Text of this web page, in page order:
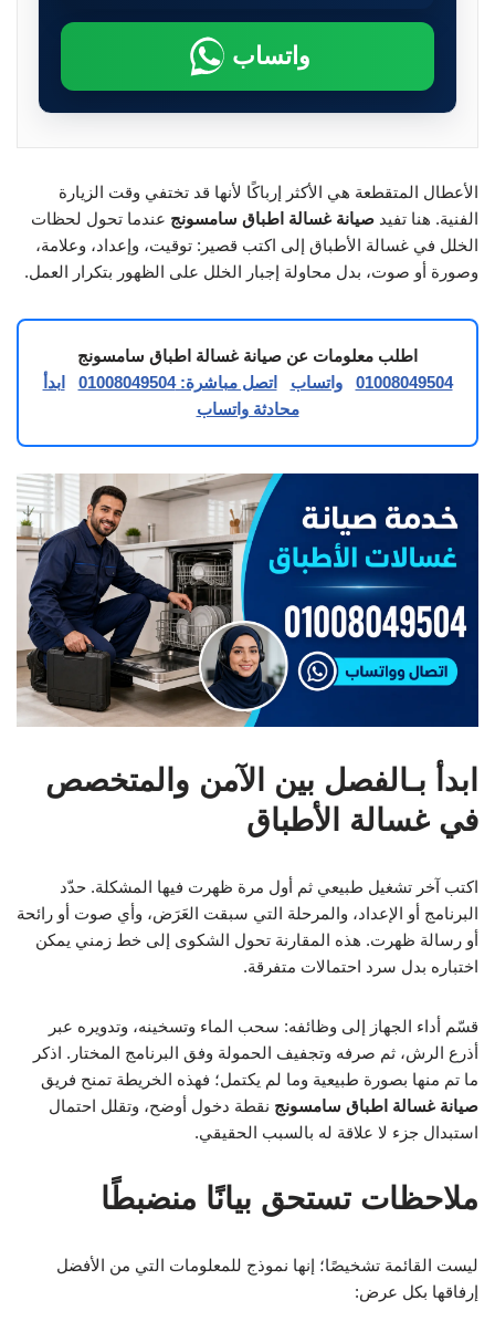
واتساب
الأعطال المتقطعة هي الأكثر إرباكًا لأنها قد تختفي وقت الزيارة
الفنية. هنا تفيد صيانة غسالة اطباق سامسونج عندما تحول لحظات
الخلل في غسالة الأطباق إلى اكتب قصير: توقيت، وإعداد، وعلامة،
وصورة أو صوت، بدل محاولة إجبار الخلل على الظهور بتكرار العمل.
اطلب معلومات عن صيانة غسالة اطباق سامسونج
01008049504
واتساب اتصل مباشرة: 01008049504
ابدأ
محادثة واتساب
ابدأ بـالفصل بين الآمن والمتخصص
في غسالة الأطباق
اكتب آخر تشغيل طبيعي ثم أول مرة ظهرت فيها المشكلة. حدّد
البرنامج أو الإعداد، والمرحلة التي سبقت العَرَض، وأي صوت أو رائحة
أو رسالة ظهرت. هذه المقارنة تحول الشكوى إلى خط زمني يمكن
اختباره بدل سرد احتمالات متفرقة.
قسّم أداء الجهاز إلى وظائفه: سحب الماء وتسخينه، وتدويره عبر
أذرع الرش، ثم صرفه وتجفيف الحمولة وفق البرنامج المختار. اذكر
ما تم منها بصورة طبيعية وما لم يكتمل؛ فهذه الخريطة تمنح فريق
صيانة غسالة اطباق سامسونج نقطة دخول أوضح، وتقلل احتمال
استبدال جزء لا علاقة له بالسبب الحقيقي.
ملاحظات تستحق بيانًا منضبطًا
ليست القائمة تشخيصًا؛ إنها نموذج للمعلومات التي من الأفضل
إرفاقها بكل عرض: